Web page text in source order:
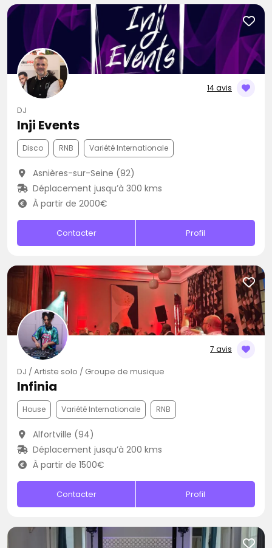
14 avis
DJ
Inji Events
Disco RNB Variété Internationale
Asnières-sur-Seine (92)
Déplacement jusqu’à 300 kms
À partir de 2000€
Contacter Profil
7 avis
DJ / Artiste solo / Groupe de musique
Infinia
House Variété Internationale RNB
Alfortville (94)
Déplacement jusqu’à 200 kms
À partir de 1500€
Contacter Profil